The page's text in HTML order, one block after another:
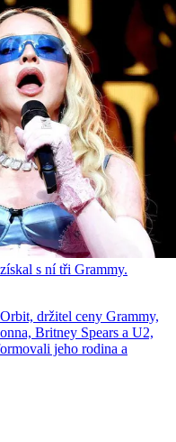
s ní tři Grammy.
držitel ceny Grammy,
Britney Spears a U2,
jeho rodina a